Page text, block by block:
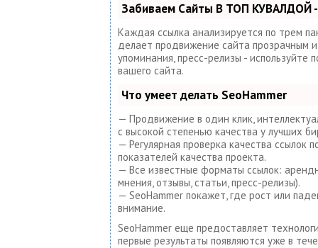
Забиваем Сайты В ТОП КУВАЛДОЙ -
Каждая ссылка анализируется по трем
делает продвижение сайта прозрачным
упоминания, пресс-релизы -
вашего сайта.
Что умеет делать SeoHammer
— Продвижение в один клик,
с высокой степенью качества у лучших
— Регулярная проверка качества
показателей качества проекта.
— Все известные форматы ссылок:
мнения, отзывы, статьи, пресс-релизы).
— SeoHammer покажет, где рост или
внимание.
SeoHammer еще предоставляет
первые результаты появляются уже в